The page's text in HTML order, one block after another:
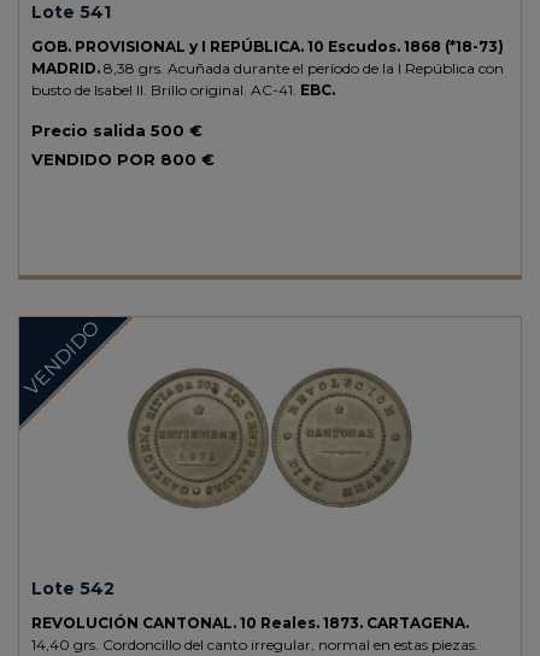
Lote 541
GOB. PROVISIONAL y I REPÚBLICA. 10 Escudos. 1868 (*18-73)
MADRID. 8,38 grs. Acuñada durante el período de la I República con
busto de Isabel II. Brillo original. AC-41. EBC.
Precio salida 500 €
VENDIDO POR 800 €
VENDIDO
Lote 542
REVOLUCIÓN CANTONAL. 10 Reales. 1873. CARTAGENA.
14,40 grs. Cordoncillo del canto irregular, normal en estas piezas.